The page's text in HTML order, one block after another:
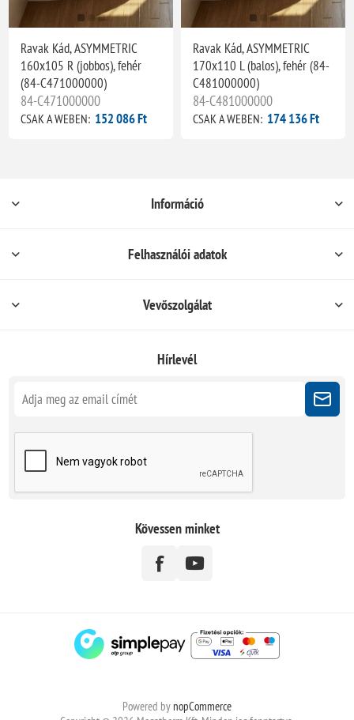
Ravak Kád, ASYMMETRIC
160x105 R (jobbos), fehér
(84-C471000000)
84-C471000000
CSAK A WEBEN: 152 086 Ft
Ravak Kád, ASYMMETRIC
170x110 L (balos), fehér (84-
C481000000)
84-C481000000
CSAK A WEBEN: 174 136 Ft
Információ
Felhasználói adatok
Vevőszolgálat
Hírlevél
Kövessen minket
Powered by nopCommerce